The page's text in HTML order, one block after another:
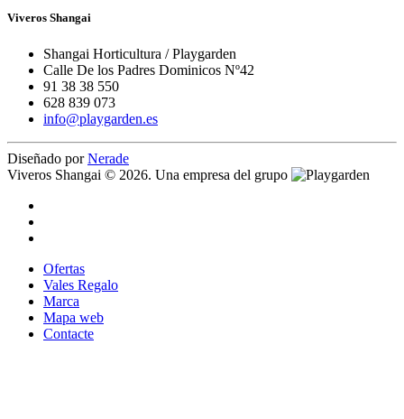
Viveros Shangai
Shangai Horticultura / Playgarden
Calle De los Padres Dominicos Nº42
91 38 38 550
628 839 073
info@playgarden.es
Diseñado porNerade
Viveros Shangai © 2026. Una empresa del grupo
Ofertas
Vales Regalo
Marca
Mapa web
Contacte